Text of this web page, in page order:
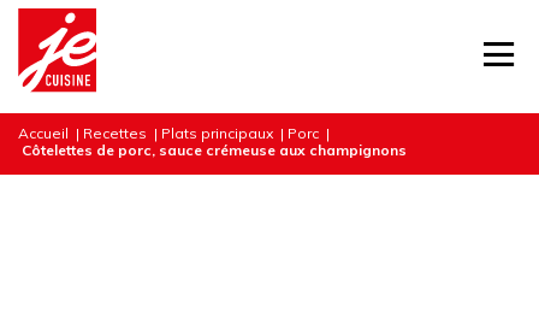
Accueil | Recettes | Plats principaux | Porc |
Côtelettes de porc, sauce crémeuse aux champignons